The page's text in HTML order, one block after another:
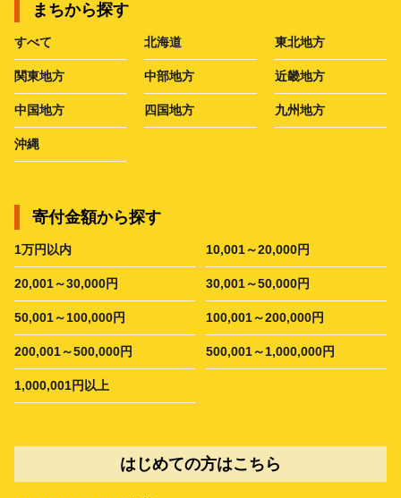
まちから探す
すべて 北海道 東北地方
関東地方 中部地方 近畿地方
中国地方 四国地方 九州地方
沖縄
寄付金額から探す
1万円以内 10,001～20,000円
20,001～30,000円 30,001～50,000円
50,001～100,000円 100,001～200,000円
200,001～500,000円 500,001～1,000,000円
1,000,001円以上
はじめての方はこちら